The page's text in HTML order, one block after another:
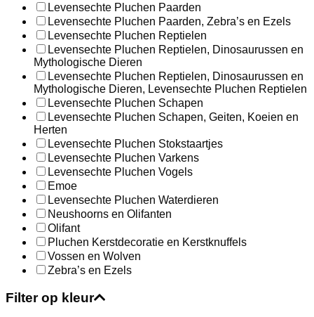
Levensechte Pluchen Paarden
Levensechte Pluchen Paarden, Zebra’s en Ezels
Levensechte Pluchen Reptielen
Levensechte Pluchen Reptielen, Dinosaurussen en
Mythologische Dieren
Levensechte Pluchen Reptielen, Dinosaurussen en
Mythologische Dieren, Levensechte Pluchen Reptielen
Levensechte Pluchen Schapen
Levensechte Pluchen Schapen, Geiten, Koeien en
Herten
Levensechte Pluchen Stokstaartjes
Levensechte Pluchen Varkens
Levensechte Pluchen Vogels
Emoe
Levensechte Pluchen Waterdieren
Neushoorns en Olifanten
Olifant
Pluchen Kerstdecoratie en Kerstknuffels
Vossen en Wolven
Zebra’s en Ezels
Filter op kleur